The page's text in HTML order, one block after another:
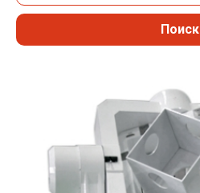
Поиск